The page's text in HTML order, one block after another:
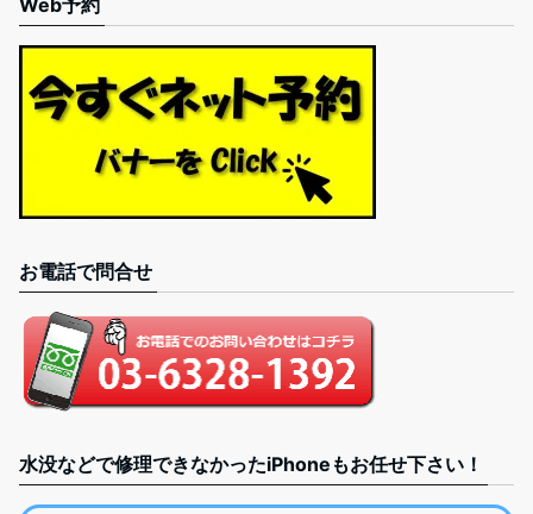
Web予約
お電話で問合せ
水没などで修理できなかったiPhoneもお任せ下さい！